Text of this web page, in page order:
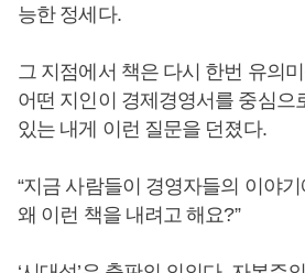
능한 정세다.
그 지점에서 책은 다시 한번 유의
어떤 지인이 경제경영서를 중심으
있는 내게 이런 질문을 던졌다.
“지금 사람들이 경영자들의 이야
왜 이런 책을 내려고 해요?”